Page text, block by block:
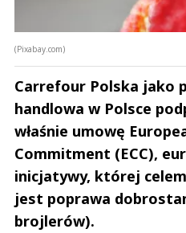
(Pixabay.com)
Carrefour Polska jako
handlowa w Polsce
właśnie umowę
Commitment (ECC),
inicjatywy, której celem
jest poprawa
brojlerów).